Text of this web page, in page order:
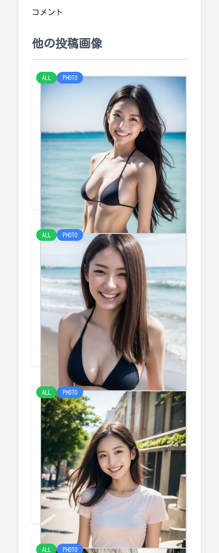
コメント
他の投稿画像
ALL PHOTO
海１
けみー
ALL PHOTO
けみー
ALL PHOTO
市街
けみー
ALL PHOTO